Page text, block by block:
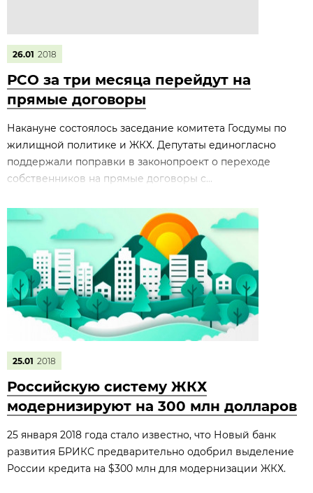
26.01 2018
РСО за три месяца перейдут на
прямые договоры
Накануне состоялось заседание комитета Госдумы по
жилищной политике и ЖКХ. Депутаты единогласно
поддержали поправки в законопроект о переходе
собственников на прямые договоры с...
25.01 2018
Российскую систему ЖКХ
модернизируют на 300 млн долларов
25 января 2018 года стало известно, что Новый банк
развития БРИКС предварительно одобрил выделение
России кредита на $300 млн для модернизации ЖКХ.